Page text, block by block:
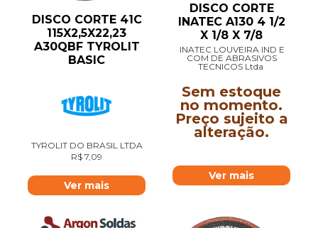
DISCO CORTE 41C
115X2,5X22,23
A30QBF TYROLIT
BASIC
TYROLIT DO BRASIL LTDA
R$ 7,09
Ver mais
DISCO CORTE
INATEC A130 4 1/2
X 1/8 X 7/8
INATEC LOUVEIRA IND E
COM DE ABRASIVOS
TECNICOS Ltda
Sem estoque
no momento.
Preço sujeito a
alteração.
Ver mais